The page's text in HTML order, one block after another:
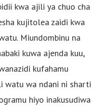
kwa ajili ya chuo cha
kujitolea zaidi kwa
Miundombinu na
kuwa ajenda kuu,
kufahamu
watu wa ndani ni sharti
hiyo inakusudiwa